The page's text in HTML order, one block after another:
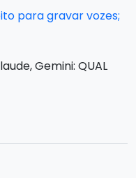
para gravar vozes;
Gemini: QUAL